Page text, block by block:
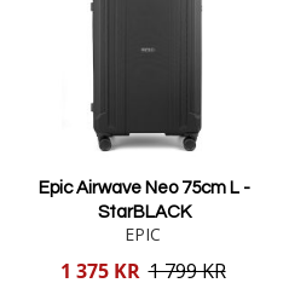
Epic Airwave Neo 75cm L -
StarBLACK
EPIC
Reducerat
1 375 KR 1 799 KR